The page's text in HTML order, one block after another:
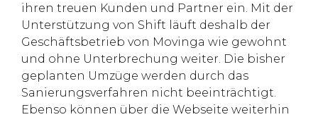
ihren treuen Kunden und Partner ein. Mit der
Unterstützung von Shift läuft deshalb der
Geschäftsbetrieb von Movinga wie gewohnt
und ohne Unterbrechung weiter. Die bisher
geplanten Umzüge werden durch das
Sanierungsverfahren nicht beeinträchtigt.
Ebenso können über die Webseite weiterhin